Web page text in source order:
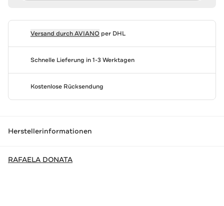
Versand durchAVIANOper DHL
Schnelle Lieferung in 1-3 Werktagen
Kostenlose Rücksendung
Herstellerinformationen
RAFAELA DONATA